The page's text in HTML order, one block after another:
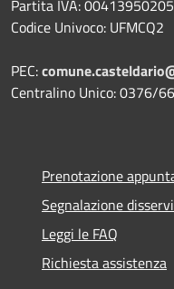
Partita IVA: 00413950205
Codice Univoco: UFMCQ2
PEC:
Centralino Unico: 0376/
Prenotazione
Segnalazione
Leggi le FAQ
Richiesta assistenza